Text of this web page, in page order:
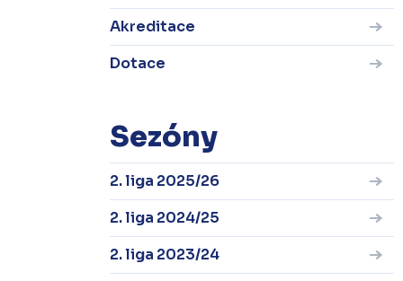
Akreditace
Dotace
Sezóny
2. liga 2025/26
2. liga 2024/25
2. liga 2023/24